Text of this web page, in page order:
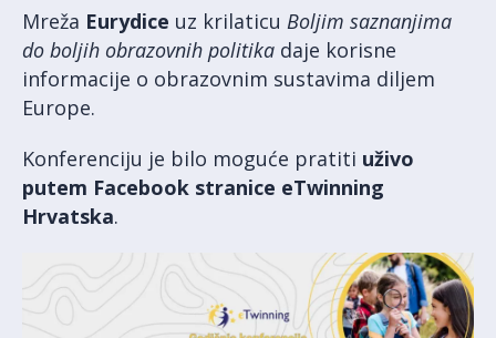
Mreža Eurydice uz krilaticu Boljim saznanjima
do boljih obrazovnih politika daje korisne
informacije o obrazovnim sustavima diljem
Europe.
Konferenciju je bilo moguće pratiti uživo
putem Facebook stranice eTwinning
Hrvatska.